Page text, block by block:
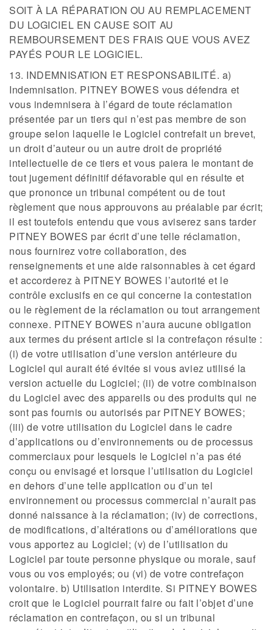
SOIT À LA RÉPARATION OU AU REMPLACEMENT
DU LOGICIEL EN CAUSE SOIT AU
REMBOURSEMENT DES FRAIS QUE VOUS AVEZ
PAYÉS POUR LE LOGICIEL.
13. INDEMNISATION ET RESPONSABILITÉ. a)
Indemnisation. PITNEY BOWES vous défendra et
vous indemnisera à l’égard de toute réclamation
présentée par un tiers qui n’est pas membre de son
groupe selon laquelle le Logiciel contrefait un brevet,
un droit d’auteur ou un autre droit de propriété
intellectuelle de ce tiers et vous paiera le montant de
tout jugement définitif défavorable qui en résulte et
que prononce un tribunal compétent ou de tout
règlement que nous approuvons au préalable par écrit;
il est toutefois entendu que vous aviserez sans tarder
PITNEY BOWES par écrit d’une telle réclamation,
nous fournirez votre collaboration, des
renseignements et une aide raisonnables à cet égard
et accorderez à PITNEY BOWES l’autorité et le
contrôle exclusifs en ce qui concerne la contestation
ou le règlement de la réclamation ou tout arrangement
connexe. PITNEY BOWES n’aura aucune obligation
aux termes du présent article si la contrefaçon résulte :
(i) de votre utilisation d’une version antérieure du
Logiciel qui aurait été évitée si vous aviez utilisé la
version actuelle du Logiciel; (ii) de votre combinaison
du Logiciel avec des appareils ou des produits qui ne
sont pas fournis ou autorisés par PITNEY BOWES;
(iii) de votre utilisation du Logiciel dans le cadre
d’applications ou d’environnements ou de processus
commerciaux pour lesquels le Logiciel n’a pas été
conçu ou envisagé et lorsque l’utilisation du Logiciel
en dehors d’une telle application ou d’un tel
environnement ou processus commercial n’aurait pas
donné naissance à la réclamation; (iv) de corrections,
de modifications, d’altérations ou d’améliorations que
vous apportez au Logiciel; (v) de l’utilisation du
Logiciel par toute personne physique ou morale, sauf
vous ou vos employés; ou (vi) de votre contrefaçon
volontaire. b) Utilisation interdite. Si PITNEY BOWES
croit que le Logiciel pourrait faire ou fait l’objet d’une
réclamation en contrefaçon, ou si un tribunal